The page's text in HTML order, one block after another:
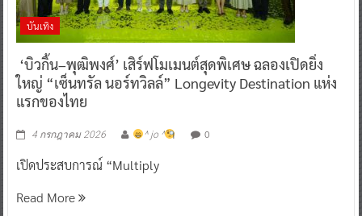
บันเทิง
‘บิวกิ้น–พุฒิพงศ์’ เสิร์ฟโมเมนต์สุดพิเศษ ฉลองเปิดยิ่ง
ใหญ่ “เซ็นทรัล นอร์ทวิลล์” Longevity Destination แห่ง
แรกของไทย
4 กรกฎาคม 2026 ^ jo ^ 0
เปิดประสบการณ์ “Multiply
Read More